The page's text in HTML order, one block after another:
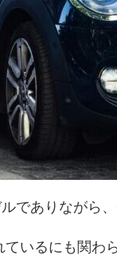
でありながら
いるにも関わ